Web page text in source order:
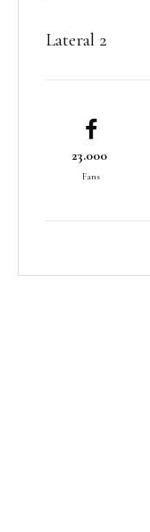
Lateral 2
23.000
Fans